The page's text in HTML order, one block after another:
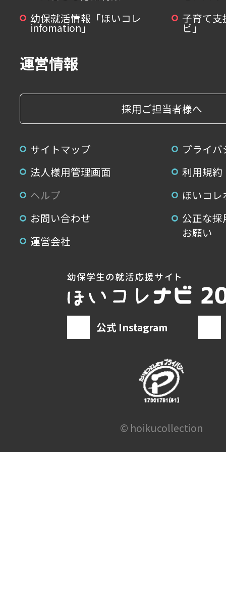
幼保就活情報「ほいコレ
infomation」
子育て支
ビ」
運営情報
採用ご担当者様へ
サイトマップ
プライ
法人様用管理画面
利用規約
ヘルプ
ほいコ
お問い合わせ
公正な
お願い
運営会社
公式 Instagram
© hoikucollection